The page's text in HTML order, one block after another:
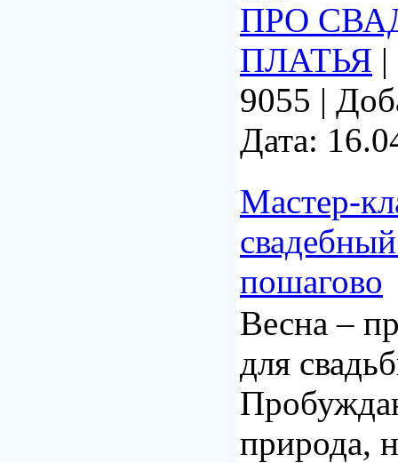
ПРО
ПЛАТЬЯ |
9055 |
Дата:
Мастер-
пошагово
Весна –
для
природа,